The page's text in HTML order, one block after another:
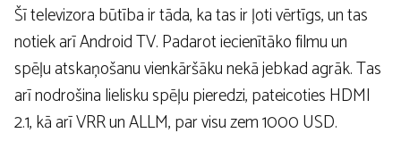
Šī televizora būtība ir tāda, ka tas ir ļoti vērtīgs, un tas
notiek arī Android TV. Padarot iecienītāko filmu un
spēļu atskaņošanu vienkāršāku nekā jebkad agrāk. Tas
arī nodrošina lielisku spēļu pieredzi, pateicoties HDMI
2.1, kā arī VRR un ALLM, par visu zem 1000 USD.